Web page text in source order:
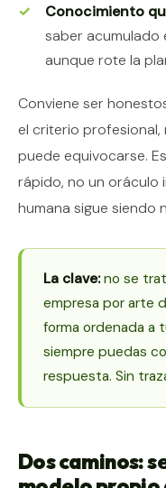
Conocimiento
saber acumulado
aunque rote la
Conviene ser
el criterio
puede equivocarse.
rápido, no un oráculo
humana sigue siendo
La clave:no se
empresa por arte
forma ordenada a
siempre puedas
respuesta. Sin
Dos caminos: